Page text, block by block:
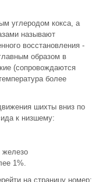
углеродом кокса, а
называют
восстановления -
образом в
(сопровождаются
более
шихты вниз по
к низшему:
железо
1%.
на страницу номер: